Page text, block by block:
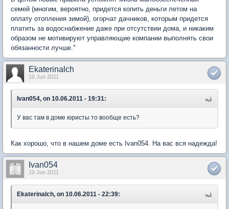
семей (многим, вероятно, придется копить деньги летом на
оплату отопления зимой), огорчат дачников, которым придется
платить за водоснабжение даже при отсутствии дома, и никаким
образом не мотивируют управляющие компании выполнять свои
обязанности лучше."
Ekaterinalch
10 Jun 2011
Ivan054, on 10.06.2011 - 19:31:
У вас там в доме юристы то вообще есть?
Как хорошо, что в нашем доме есть Ivan054. На вас вся надежда!
Ivan054
10 Jun 2011
Ekaterinalch, on 10.06.2011 - 22:39: